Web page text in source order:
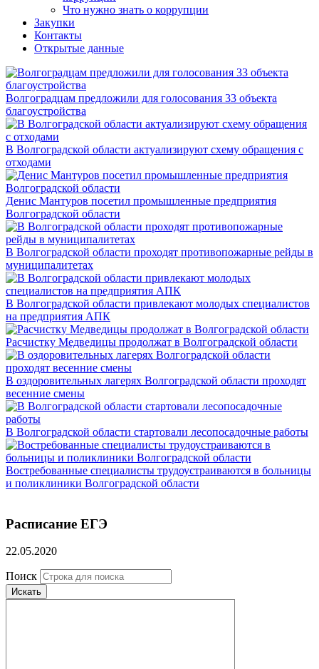
Что нужно знать о коррупции
Закупки
Контакты
Открытые данные
Волгоградцам предложили для голосования 33 объекта
благоустройства
В Волгоградской области актуализируют схему обращения с
отходами
Денис Мантуров посетил промышленные предприятия
Волгоградской области
В Волгоградской области проходят противопожарные рейды в
муниципалитетах
В Волгоградской области привлекают молодых специалистов
на предприятия АПК
Расчистку Медведицы продолжат в Волгоградской области
В оздоровительных лагерях Волгоградской области проходят
весенние смены
В Волгоградской области стартовали лесопосадочные работы
Востребованные специалисты трудоустраиваются в больницы
и поликлиники Волгоградской области
Расписание ЕГЭ
22.05.2020
Поиск
Искать